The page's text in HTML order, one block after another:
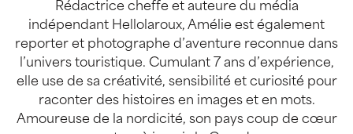
Rédactrice cheffe et auteure du média
indépendant Hellolaroux, Amélie est également
reporter et photographe d’aventure reconnue dans
l’univers touristique. Cumulant 7 ans d’expérience,
elle use de sa créativité, sensibilité et curiosité pour
raconter des histoires en images et en mots.
Amoureuse de la nordicité, son pays coup de cœur